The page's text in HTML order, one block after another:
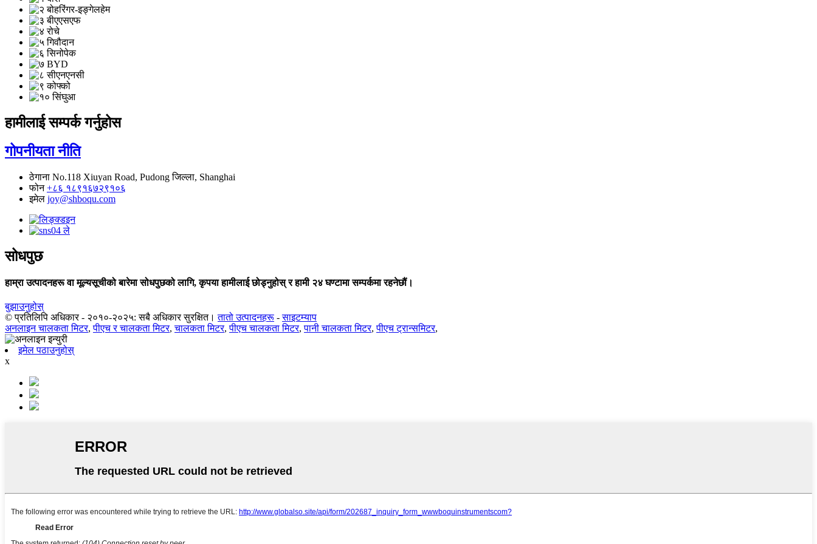
हामीलाई सम्पर्क गर्नुहोस
गोपनीयता नीति
ठेगाना No.118 Xiuyan Road, Pudong जिल्ला, Shanghai
फोन +८६ १८९१६७२९१०६
इमेल joy@shboqu.com
सोधपुछ
हाम्रा उत्पादनहरू वा मूल्यसूचीको बारेमा सोधपुछको लागि, कृपया हामीलाई छोड्नुहोस् र हामी २४ घण्टामा सम्पर्कमा रहनेछौं।
बुझाउनुहोस्
© प्रतिलिपि अधिकार - २०१०-२०२५: सबै अधिकार सुरक्षित। तातो उत्पादनहरू -साइटम्याप
अनलाइन चालकता मिटर,पीएच र चालकता मिटर,चालकता मिटर,पीएच चालकता मिटर,पानी चालकता मिटर,पीएच ट्रान्समिटर,
इमेल पठाउनुहोस्
x